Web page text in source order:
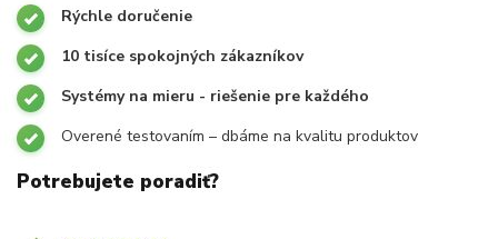
Rýchle doručenie
10 tisíce spokojných zákazníkov
Systémy na mieru - riešenie pre každého
Overené testovaním – dbáme na kvalitu produktov
Potrebujete poradiť?